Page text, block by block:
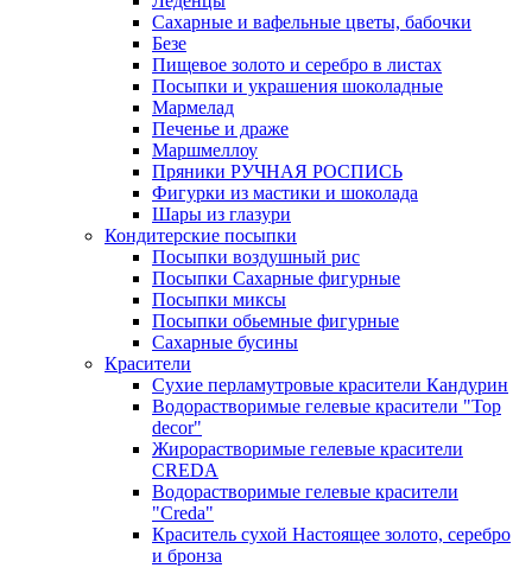
Сахарные и вафельные цветы, бабочки
Безе
Пищевое золото и серебро в листах
Посыпки и украшения шоколадные
Мармелад
Печенье и драже
Маршмеллоу
Пряники РУЧНАЯ РОСПИСЬ
Фигурки из мастики и шоколада
Шары из глазури
Кондитерские посыпки
Посыпки воздушный рис
Посыпки Сахарные фигурные
Посыпки миксы
Посыпки обьемные фигурные
Сахарные бусины
Красители
Сухие перламутровые красители Кандурин
Водорастворимые гелевые красители "Top
decor"
Жирорастворимые гелевые красители
CREDA
Водорастворимые гелевые красители
"Creda"
Краситель сухой Настоящее золото, серебро
и бронза